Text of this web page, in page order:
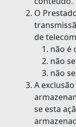
O
de
não é
não
não
A
se esta